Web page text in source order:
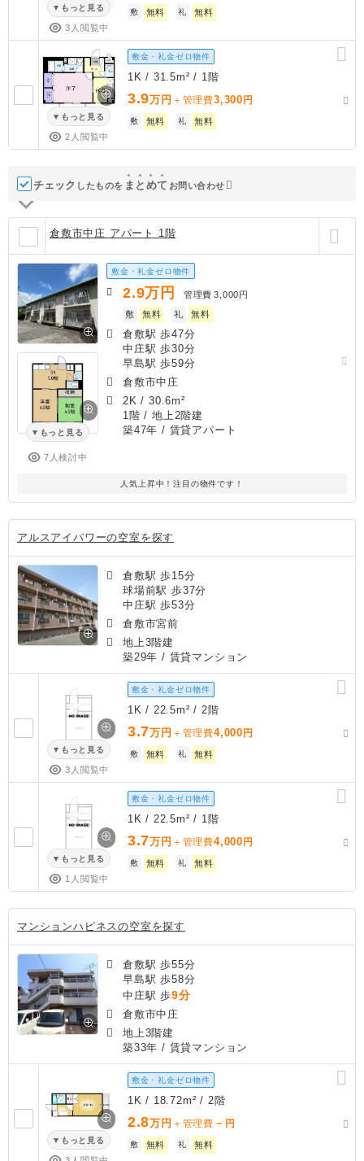
もっと見る
3人閲覧中
敷 無料 礼 無料
もっと見る
2人閲覧中
敷金・礼金ゼロ物件
1K / 31.5m² / 1階
3.9万円 ＋管理費3,300 円
敷 無料 礼 無料
チェック したものを ま と めて お問い合わせ
倉敷市中庄 アパート 1階
もっと見る
7人検討中
敷金・礼金ゼロ物件
2.9万円 管理費 3,000円
敷
無料 礼 無料
倉敷駅 歩47分
中庄駅 歩30分
早島駅 歩59分
倉敷市中庄
2K /30.6m²
1階 / 地上2階建
築47年 / 賃貸アパート
人気上昇中！注目の物件です！
アルスアイパワーの空室を探す
倉敷駅 歩15分
球場前駅 歩37分
中庄駅 歩53分
倉敷市宮前
地上3階建
築29年 / 賃貸マンション
もっと見る
3人閲覧中
敷金・礼金ゼロ物件
1K / 22.5m² / 2階
3.7万円 ＋管理費4,000 円
敷 無料 礼 無料
もっと見る
1人閲覧中
敷金・礼金ゼロ物件
1K / 22.5m² / 1階
3.7万円 ＋管理費4,000 円
敷 無料 礼 無料
マンションハピネスの空室を探す
倉敷駅 歩55分
早島駅 歩58分
中庄駅 歩9分
倉敷市中庄
地上3階建
築33年 / 賃貸マンション
もっと見る
敷金・礼金ゼロ物件
1K / 18.72m² / 2階
2.8万円 ＋管理費 － 円
敷 無料 礼 無料